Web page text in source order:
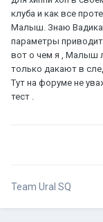
клуба и как все